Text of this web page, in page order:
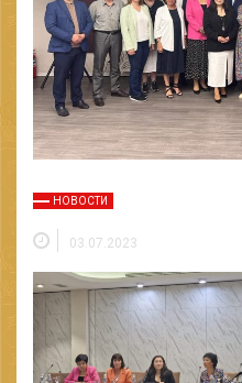
НОВОСТИ
03.07.2023